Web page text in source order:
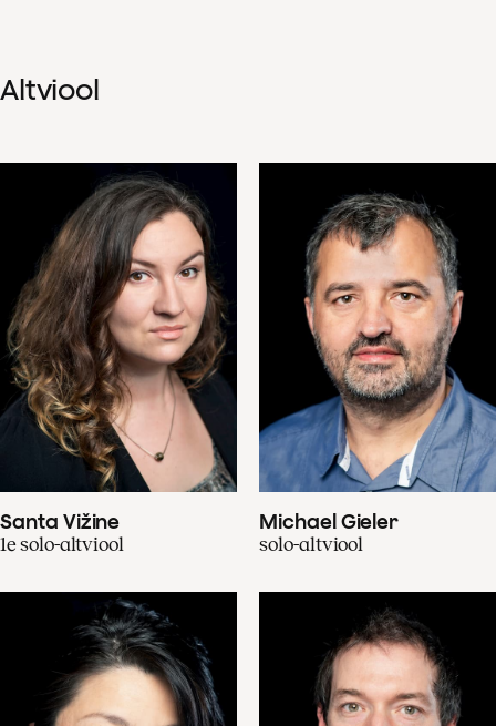
Altviool
Santa Vižine
1e solo-altviool
Michael Gieler
solo-altviool